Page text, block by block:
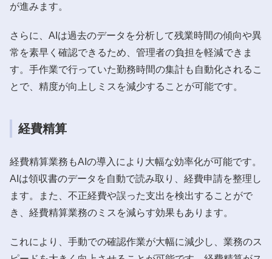
が進みます。
さらに、AIは過去のデータを分析して残業時間の傾向や異
常を素早く確認できるため、管理者の負担を軽減できま
す。手作業で行っていた勤務時間の集計も自動化されるこ
とで、精度が向上しミスを減少することが可能です。
経費精算
経費精算業務もAIの導入により大幅な効率化が可能です。
AIは領収書のデータを自動で読み取り、経費申請を整理し
ます。また、不正経費や誤った支出を検出することがで
き、経費精算業務のミスを減らす効果もあります。
これにより、手動での確認作業が大幅に減少し、業務のス